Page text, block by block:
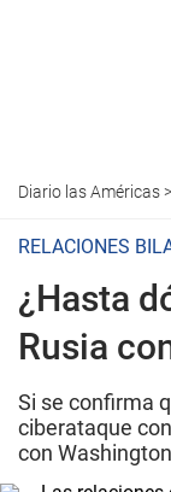
Diario las Américas>
RELACIONES
¿Hasta
Rusia
Si se confirma
ciberataque
con